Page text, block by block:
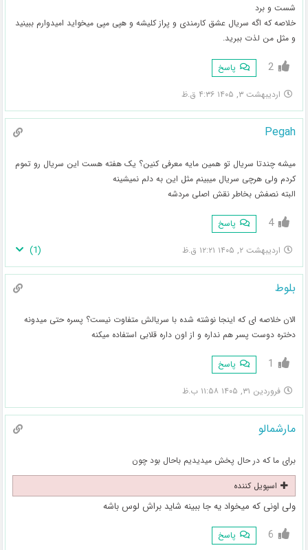
شست و برد
خلاصه که اگه سریال عشق کارمندی و پراز کلیشه و هپی مپی میخواید امیدوارم ببینید
و مثل من لذت ببرید.
2 پاسخ
اردیبهشت ۳, ۱۴۰۵ ۴:۳۶ ق.ظ
Pegah
میشه چندتا سریال تو همین مایه معرفی کنین؟ یک هفته هست این سریال رو تموم
کردم ولی هرچی سریال میبینم مثل این به دلم نمیشینه
البته نصفش بخاطر نقش اصلی مردشه
4 پاسخ
اردیبهشت ۲, ۱۴۰۵ ۱۲:۲۱ ق.ظ (
1
)
بلوط
الان خلاصه ای که اینجا نوشته شده با سریالش متفاوت نیست؟ پسره حتی میدونه
دختره دوست پسر هم نداره و از اون داره قلابی استفاده میکنه
1 پاسخ
فروردین ۳۱, ۱۴۰۵ ۱۱:۵۸ ب.ظ
مارشمالو
برای ما که در حال پخش میدیدیم باحال بود چون
اسپویل کننده
ولی اونی که میخواد یه جا ببینه شاید براش لوس باشه
6 پاسخ